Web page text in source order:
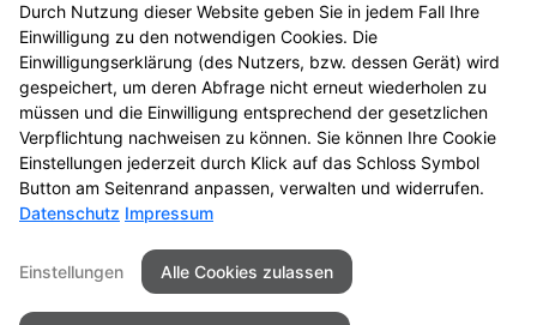
E-Mail:
lutherkingapotheke@t-online.de
Öffnungszeiten
Mo - Fr, Sa: 08:00-20:00
Seitenübersicht Kontakt
Impressum
Datenschutz
Barrierefreiheit
Durch Nutzung dieser Website geben Sie in jedem Fall Ihre
Einwilligung zu den notwendigen Cookies. Die
Einwilligungserklärung (des Nutzers, bzw. dessen Gerät) wird
gespeichert, um deren Abfrage nicht erneut wiederholen zu
müssen und die Einwilligung entsprechend der gesetzlichen
Verpflichtung nachweisen zu können. Sie können Ihre Cookie
Einstellungen jederzeit durch Klick auf das Schloss Symbol
Button am Seitenrand anpassen, verwalten und widerrufen.
Datenschutz Impressum
Einstellungen Alle Cookies zulassen